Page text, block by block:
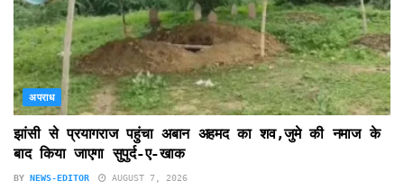
अपराध
झांसी से प्रयागराज पहुंचा अबान अहमद का शव,जुमे की नमाज के
बाद किया जाएगा सुपुर्द-ए-खाक
BY NEWS-EDITOR AUGUST 7, 2026